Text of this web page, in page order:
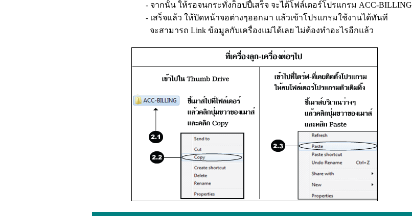
- จากนั้น ให้รอจนกระทั่งก็อปปี้เสร็จ จะได้โฟล์เดอร์โปรแกรม ACC-BILLING
- เสร็จแล้ว ให้ปิดหน้าจอต่างๆออกมา แล้วเข้าโปรแกรมใช้งานได้ทันที
จะสามารถ Link ข้อมูลกับเครื่องแม่ได้เลย ไม่ต้องทำอะไรอีกแล้ว